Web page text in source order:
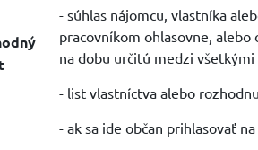
- súhlas nájomcu, vlastníka
pracovníkom ohlasovne,
na dobu určitú medzi
- list vlastníctva alebo
- ak sa ide občan prihlasovať